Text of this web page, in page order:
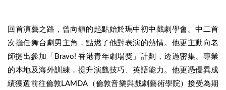
回首演藝之路，曾向鎮的起點始於瑪中初中戲劇學會。中二首
次擔任舞台劇男主角，點燃了他對表演的熱情。他更主動向老
師提出參加「Bravo! 香港青年劇場獎」計劃，透過密集、專業
的本地及海外訓練，提升演戲技巧、英語能力。他更憑優異成
績獲選前往倫敦LAMDA（倫敦音樂與戲劇藝術學院）接受為期